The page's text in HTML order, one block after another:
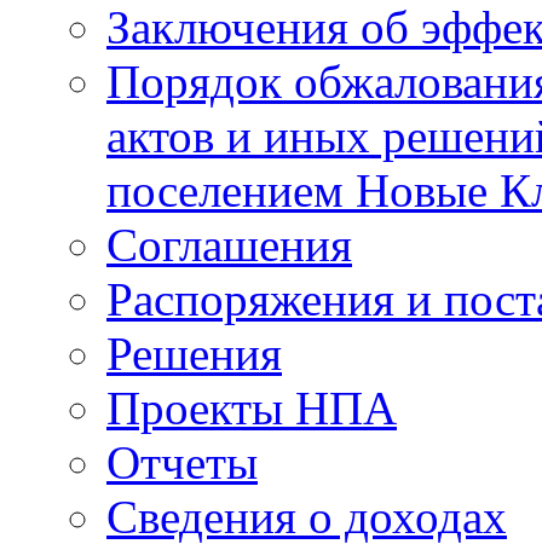
Заключения об
Порядок
актов и иных
поселением Новые
Соглашения
Распоряжения и
Решения
Проекты НПА
Отчеты
Сведения о доходах